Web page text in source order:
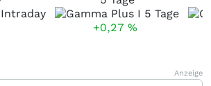
+0,27 %
Anzeige